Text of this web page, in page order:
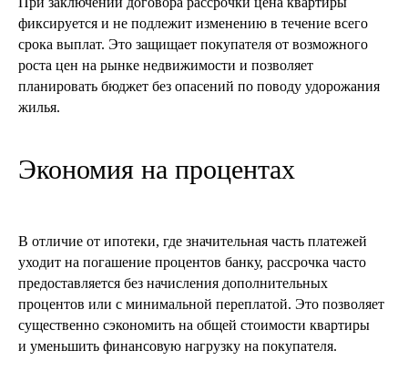
фиксируется и не подлежит изменению в течение всего
срока выплат. Это защищает покупателя от возможного
роста цен на рынке недвижимости и позволяет
планировать бюджет без опасений по поводу удорожания
жилья.
Экономия на процентах
В отличие от ипотеки, где значительная часть платежей
уходит на погашение процентов банку, рассрочка часто
предоставляется без начисления дополнительных
процентов или с минимальной переплатой. Это позволяет
существенно сэкономить на общей стоимости квартиры
и уменьшить финансовую нагрузку на покупателя.
Если вы хотите получить
бесплатную консультацию